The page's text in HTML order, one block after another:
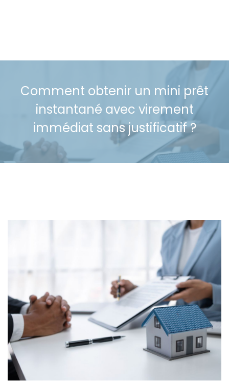
Comment obtenir un mini prêt
instantané avec virement
immédiat sans justificatif ?